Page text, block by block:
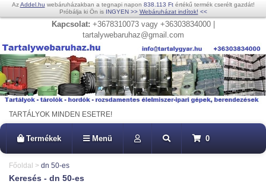
AzAddel.hu webáruházakban a tegnapi napon 838.113 Ftértékű termék cserélt gazdát!
Próbálja ki Ön is INGYEN >> Webáruházat indítok! <<
Kapcsolat: +3678310073 vagy +36303834000 |
tartalywebaruhaz@gmail.com
TARTÁLYOK MINDEN ESETRE!
Termékek Menü 0
Főoldal > dn 50-es
Keresés - dn 50-es